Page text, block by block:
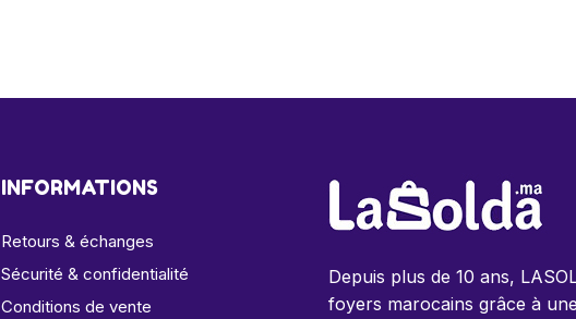
INFORMATIONS
Retours & échanges
Sécurité & confidentialité
Conditions de vente
Depuis plus de 10 ans,
foyers marocains grâce à